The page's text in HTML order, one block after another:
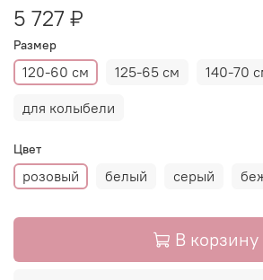
5 727 ₽
Размер
120-60 см 125-65 см
140-70
для колыбели
Цвет
розовый белый серый
В корзину